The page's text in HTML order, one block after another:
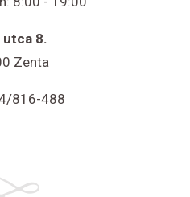
utca 8.
Zenta
816-488